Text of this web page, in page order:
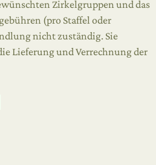
Zirkelgruppen und das
(pro Staffel oder
nicht zuständig. Sie
Lieferung und Verrechnung der